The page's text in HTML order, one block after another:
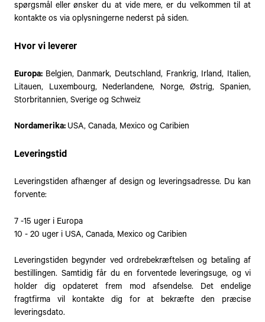
spørgsmål eller ønsker du at vide mere, er du velkommen til at
kontakte os via oplysningerne nederst på siden.
Hvor vi leverer
Europa: Belgien, Danmark, Deutschland, Frankrig, Irland, Italien,
Litauen, Luxembourg, Nederlandene, Norge, Østrig, Spanien,
Storbritannien, Sverige og Schweiz
Nordamerika: USA, Canada, Mexico og Caribien
Leveringstid
Leveringstiden afhænger af design og leveringsadresse. Du kan
forvente:
7 -15 uger i Europa
10 - 20 uger i USA, Canada, Mexico og Caribien
Leveringstiden begynder ved ordrebekræftelsen og betaling af
bestillingen. Samtidig får du en forventede leveringsuge, og vi
holder dig opdateret frem mod afsendelse. Det endelige
fragtfirma vil kontakte dig for at bekræfte den præcise
leveringsdato.